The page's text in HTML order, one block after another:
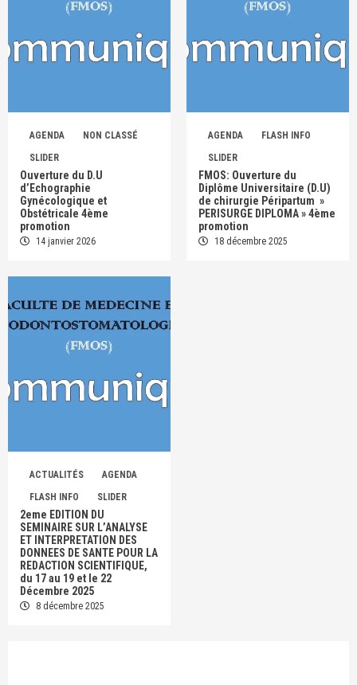
AGENDA
NON CLASSÉ
SLIDER
Ouverture du D.U
d’Echographie
Gynécologique et
Obstétricale 4ème
promotion
14 janvier 2026
AGENDA
FLASH INFO
SLIDER
FMOS: Ouverture du
Diplôme Universitaire (D.U)
de chirurgie Péripartum »
PERISURGE DIPLOMA » 4ème
promotion
18 décembre 2025
ACTUALITÉS
AGENDA
FLASH INFO
SLIDER
2eme EDITION DU
SEMINAIRE SUR L’ANALYSE
ET INTERPRETATION DES
DONNEES DE SANTE POUR LA
REDACTION SCIENTIFIQUE,
du 17 au 19 et le 22
Décembre 2025
8 décembre 2025